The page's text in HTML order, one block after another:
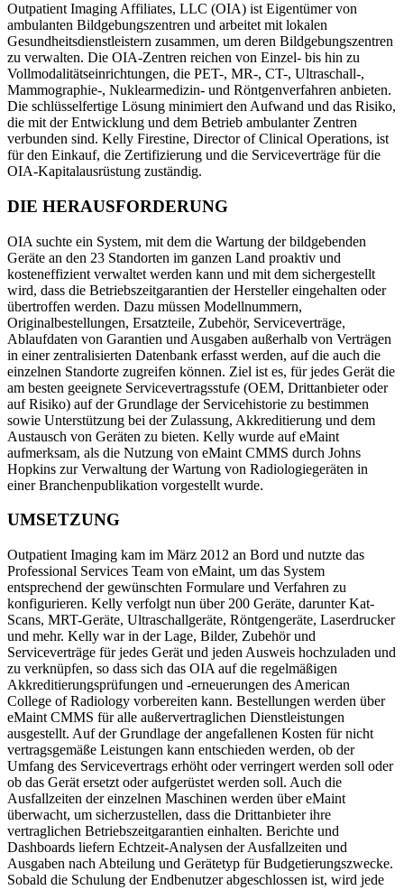
Vorbeugende Wartung
Wiederkehrende Arbeiten planen, Ausfälle vermeiden
Prädiktive Wartung
Auf Basis von Sensor- und Zustandsdaten handeln
Life Sciences
GxP, 21 CFR Part 11, validierungsbereit
Facility Management
Gewerbe, Bildung, gemischt genutzte Immobilien
Outpatient Imaging Affiliates, LLC (OIA) ist Eigentümer von
ambulanten Bildgebungszentren und arbeitet mit lokalen
Gesundheitsdienstleistern zusammen, um deren Bildgebungszentren
zu verwalten. Die OIA-Zentren reichen von Einzel- bis hin zu
Vollmodalitätseinrichtungen, die PET-, MR-, CT-, Ultraschall-,
Mammographie-, Nuklearmedizin- und Röntgenverfahren anbieten.
Die schlüsselfertige Lösung minimiert den Aufwand und das Risiko,
die mit der Entwicklung und dem Betrieb ambulanter Zentren
verbunden sind. Kelly Firestine, Director of Clinical Operations, ist
für den Einkauf, die Zertifizierung und die Serviceverträge für die
OIA-Kapitalausrüstung zuständig.
DIE HERAUSFORDERUNG
OIA suchte ein System, mit dem die Wartung der bildgebenden
Geräte an den 23 Standorten im ganzen Land proaktiv und
kosteneffizient verwaltet werden kann und mit dem sichergestellt
wird, dass die Betriebszeitgarantien der Hersteller eingehalten oder
übertroffen werden. Dazu müssen Modellnummern,
Originalbestellungen, Ersatzteile, Zubehör, Serviceverträge,
Ablaufdaten von Garantien und Ausgaben außerhalb von Verträgen
in einer zentralisierten Datenbank erfasst werden, auf die auch die
einzelnen Standorte zugreifen können. Ziel ist es, für jedes Gerät die
am besten geeignete Servicevertragsstufe (OEM, Drittanbieter oder
auf Risiko) auf der Grundlage der Servicehistorie zu bestimmen
sowie Unterstützung bei der Zulassung, Akkreditierung und dem
Austausch von Geräten zu bieten. Kelly wurde auf eMaint
aufmerksam, als die Nutzung von eMaint CMMS durch Johns
Hopkins zur Verwaltung der Wartung von Radiologiegeräten in
einer Branchenpublikation vorgestellt wurde.
UMSETZUNG
Outpatient Imaging kam im März 2012 an Bord und nutzte das
Professional Services Team von eMaint, um das System
entsprechend der gewünschten Formulare und Verfahren zu
konfigurieren. Kelly verfolgt nun über 200 Geräte, darunter Kat-
Scans, MRT-Geräte, Ultraschallgeräte, Röntgengeräte, Laserdrucker
und mehr. Kelly war in der Lage, Bilder, Zubehör und
Serviceverträge für jedes Gerät und jeden Ausweis hochzuladen und
zu verknüpfen, so dass sich das OIA auf die regelmäßigen
Akkreditierungsprüfungen und -erneuerungen des American
College of Radiology vorbereiten kann. Bestellungen werden über
eMaint CMMS für alle außervertraglichen Dienstleistungen
ausgestellt. Auf der Grundlage der angefallenen Kosten für nicht
vertragsgemäße Leistungen kann entschieden werden, ob der
Umfang des Servicevertrags erhöht oder verringert werden soll oder
ob das Gerät ersetzt oder aufgerüstet werden soll. Auch die
Ausfallzeiten der einzelnen Maschinen werden über eMaint
überwacht, um sicherzustellen, dass die Drittanbieter ihre
vertraglichen Betriebszeitgarantien einhalten. Berichte und
Dashboards liefern Echtzeit-Analysen der Ausfallzeiten und
Ausgaben nach Abteilung und Gerätetyp für Budgetierungszwecke.
Sobald die Schulung der Endbenutzer abgeschlossen ist, wird jede